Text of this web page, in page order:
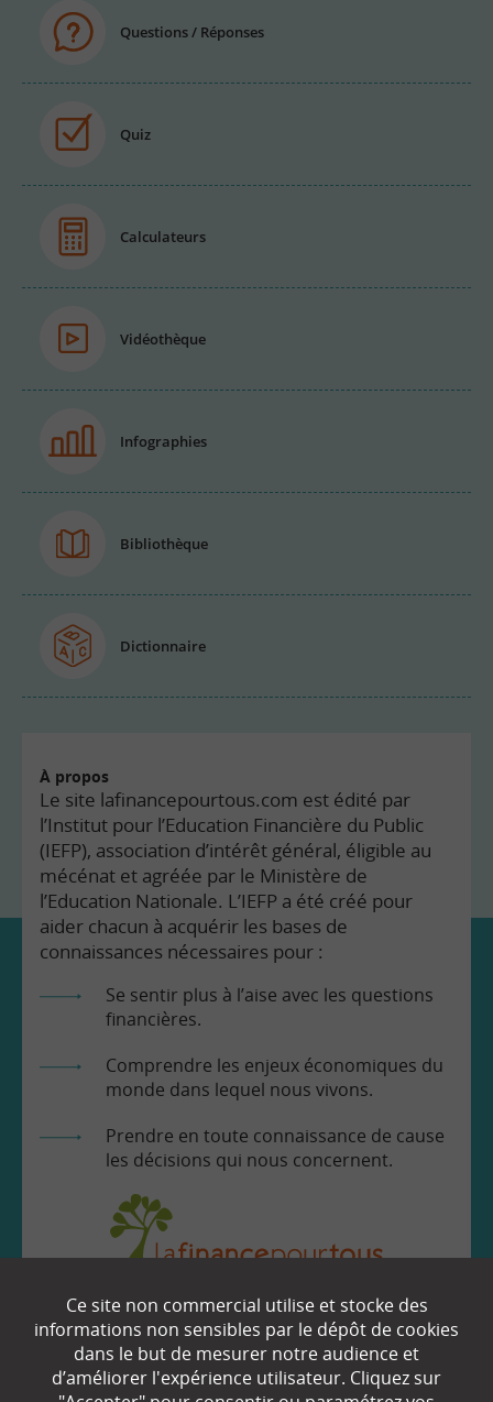
Questions / Réponses
Quiz
Calculateurs
Vidéothèque
Infographies
Bibliothèque
Dictionnaire
À propos
Le site lafinancepourtous.com est édité par
l’Institut pour l’Education Financière du Public
(IEFP), association d’intérêt général, éligible au
mécénat et agréée par le Ministère de
l’Education Nationale. L’IEFP a été créé pour
aider chacun à acquérir les bases de
connaissances nécessaires pour :
Se sentir plus à l’aise avec les questions
financières.
Comprendre les enjeux économiques du
monde dans lequel nous vivons.
Prendre en toute connaissance de cause
les décisions qui nous concernent.
EN SAVOIR
Ce site non commercial utilise et stocke des
informations non sensibles par le dépôt de cookies
dans le but de mesurer notre audience et
d’améliorer l'expérience utilisateur. Cliquez sur